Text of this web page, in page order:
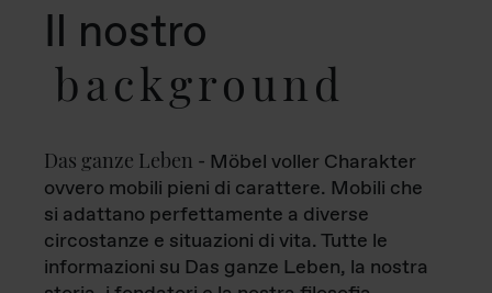
Il nostro
background
Das ganze Leben - Möbel voller Charakter
ovvero mobili pieni di carattere. Mobili che
si adattano perfettamente a diverse
circostanze e situazioni di vita. Tutte le
informazioni su Das ganze Leben, la nostra